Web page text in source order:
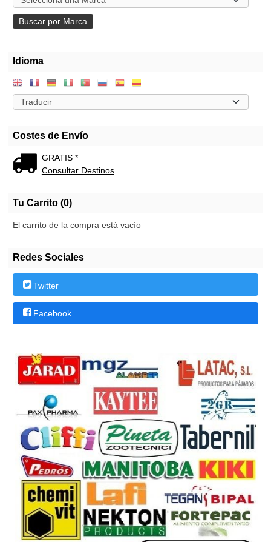
Idioma
Costes de Envío
GRATIS *
Consultar Destinos
Tu Carrito (0)
El carrito de la compra está vacío
Redes Sociales
Twitter
Facebook